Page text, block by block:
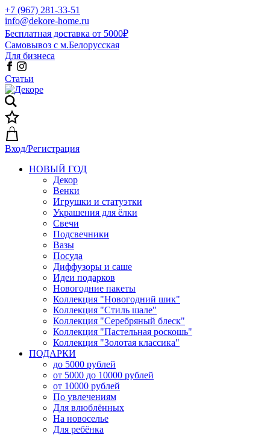
+7 (967) 281-33-51
info@dekore-home.ru
Бесплатная доставка от 5000₽
Самовывоз с м.Белорусская
Для бизнеса
Статьи
Вход/Регистрация
НОВЫЙ ГОД
Декор
Венки
Игрушки и статуэтки
Украшения для ёлки
Свечи
Подсвечники
Вазы
Посуда
Диффузоры и саше
Идеи подарков
Новогодние пакеты
Коллекция "Новогодний шик"
Коллекция "Стиль шале"
Коллекция "Серебряный блеск"
Коллекция "Пастельная роскошь"
Коллекция "Золотая классика"
ПОДАРКИ
до 5000 рублей
от 5000 до 10000 рублей
от 10000 рублей
По увлечениям
Для влюблённых
На новоселье
Для ребёнка